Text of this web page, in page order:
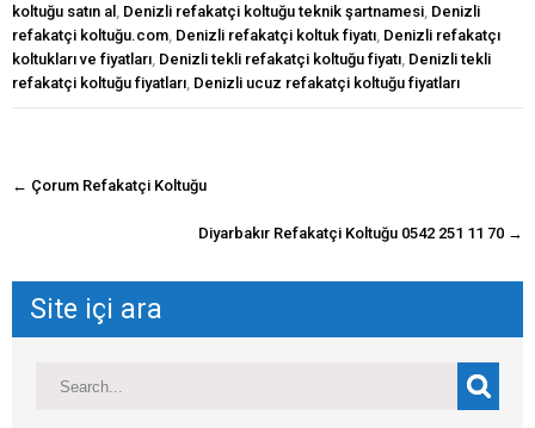
koltuğu satın al
Denizli refakatçi koltuğu teknik şartnamesi Denizli
refakatçi koltuğu.com Denizli refakatçi koltuk fiyatı Denizli refakatçı
koltukları ve fiyatları Denizli tekli refakatçi koltuğu fiyatı Denizli tekli
refakatçi koltuğu fiyatları Denizli ucuz refakatçi koltuğu fiyatları
navigasyon
← Çorum Refakatçi Koltuğu
Diyarbakır Refakatçi Koltuğu 0542 251 11 70 →
Site içi ara